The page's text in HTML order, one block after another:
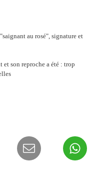
au rosé", signature et
son reproche a été : trop